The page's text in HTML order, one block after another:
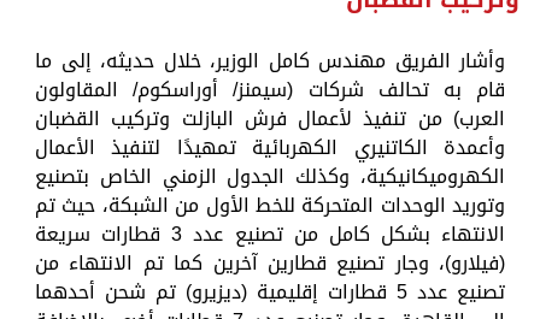
وأشار الفريق مهندس كامل الوزير، خلال حديثه، إلى ما
قام به تحالف شركات (سيمنز/ أوراسكوم/ المقاولون
العرب) من تنفيذ لأعمال فرش البازلت وتركيب القضبان
وأعمدة الكاتنيري الكهربائية تمهيدًا لتنفيذ الأعمال
الكهروميكانيكية، وكذلك الجدول الزمني الخاص بتصنيع
وتوريد الوحدات المتحركة للخط الأول من الشبكة، حيث تم
الانتهاء بشكل كامل من تصنيع عدد 3 قطارات سريعة
(فيلارو)، وجار تصنيع قطارين آخرين كما تم الانتهاء من
تصنيع عدد 5 قطارات إقليمية (ديزيرو) تم شحن أحدهما